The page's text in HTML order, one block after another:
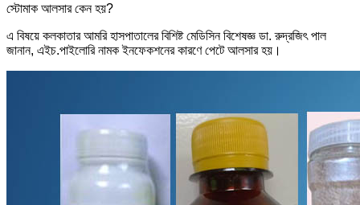
স্টোমাক আলসার কেন হয়?
এ বিষয়ে কলকাতার আমরি হাসপাতালের বিশিষ্ট মেডিসিন বিশেষজ্ঞ ডা. রুদ্রজিৎ পাল
জানান, এইচ.পাইলোরি নামক ইনফেকশনের কারণে পেটে আলসার হয়।